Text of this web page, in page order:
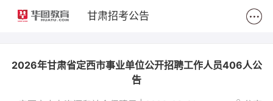
甘肃招考公告
2026年甘肃省定西市事业单位公开招聘工作人员406人公
告